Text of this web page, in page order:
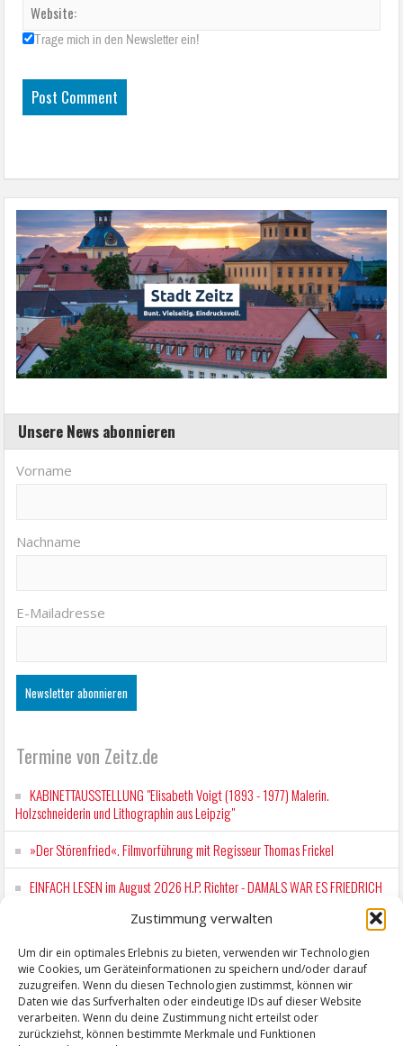
Zustimmung verwalten
Um dir ein optimales Erlebnis zu bieten, verwenden wir Technologien
wie Cookies, um Geräteinformationen zu speichern und/oder darauf
zuzugreifen. Wenn du diesen Technologien zustimmst, können wir
Daten wie das Surfverhalten oder eindeutige IDs auf dieser Website
verarbeiten. Wenn du deine Zustimmung nicht erteilst oder
zurückziehst, können bestimmte Merkmale und Funktionen
Trage mich in den Newsletter ein!
Unsere News abonnieren
Vorname
Nachname
E-Mailadresse
Termine von Zeitz.de
KABINETTAUSSTELLUNG "Elisabeth Voigt (1893 - 1977) Malerin.
Holzschneiderin und Lithographin aus Leipzig"
»Der Störenfried«. Filmvorführung mit Regisseur Thomas Frickel
EINFACH LESEN im August 2026 H.P. Richter - DAMALS WAR ES FRIEDRICH
Mit der Drahtseilbahn zur ZENTRALSTATION